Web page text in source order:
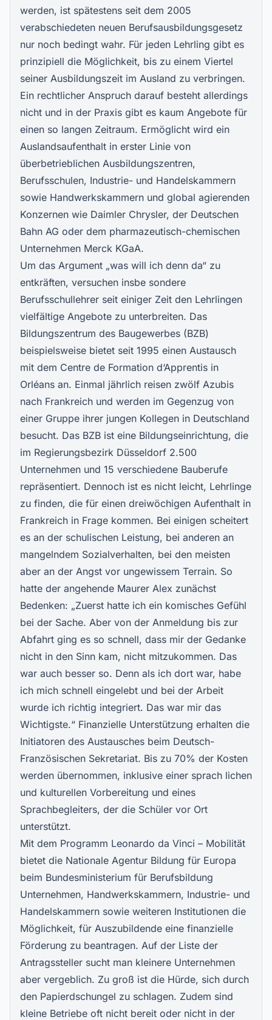
werden, ist spätestens seit dem 2005
verabschiedeten neuen Berufsausbildungsgesetz
nur noch bedingt wahr. Für jeden Lehrling gibt es
prinzipiell die Möglichkeit, bis zu einem Viertel
seiner Ausbildungszeit im Ausland zu verbringen.
Ein rechtlicher Anspruch darauf besteht allerdings
nicht und in der Praxis gibt es kaum Angebote für
einen so langen Zeitraum. Ermöglicht wird ein
Auslandsaufenthalt in erster Linie von
überbetrieblichen Ausbildungszentren,
Berufsschulen, Industrie- und Handelskammern
sowie Handwerkskammern und global agierenden
Konzernen wie Daimler Chrysler, der Deutschen
Bahn AG oder dem pharmazeutisch-chemischen
Unternehmen Merck KGaA.
Um das Argument „was will ich denn da“ zu
entkräften, versuchen insbe sondere
Berufsschullehrer seit einiger Zeit den Lehrlingen
vielfältige Angebote zu unterbreiten. Das
Bildungszentrum des Baugewerbes (BZB)
beispielsweise bietet seit 1995 einen Austausch
mit dem Centre de Formation d‘Apprentis in
Orléans an. Einmal jährlich reisen zwölf Azubis
nach Frankreich und werden im Gegenzug von
einer Gruppe ihrer jungen Kollegen in Deutschland
besucht. Das BZB ist eine Bildungseinrichtung, die
im Regierungsbezirk Düsseldorf 2.500
Unternehmen und 15 verschiedene Bauberufe
repräsentiert. Dennoch ist es nicht leicht, Lehrlinge
zu finden, die für einen dreiwöchigen Aufenthalt in
Frankreich in Frage kommen. Bei einigen scheitert
es an der schulischen Leistung, bei anderen an
mangelndem Sozialverhalten, bei den meisten
aber an der Angst vor ungewissem Terrain. So
hatte der angehende Maurer Alex zunächst
Bedenken: „Zuerst hatte ich ein komisches Gefühl
bei der Sache. Aber von der Anmeldung bis zur
Abfahrt ging es so schnell, dass mir der Gedanke
nicht in den Sinn kam, nicht mitzukommen. Das
war auch besser so. Denn als ich dort war, habe
ich mich schnell eingelebt und bei der Arbeit
wurde ich richtig integriert. Das war mir das
Wichtigste.“ Finanzielle Unterstützung erhalten die
Initiatoren des Austausches beim Deutsch-
Französischen Sekretariat. Bis zu 70% der Kosten
werden übernommen, inklusive einer sprach lichen
und kulturellen Vorbereitung und eines
Sprachbegleiters, der die Schüler vor Ort
unterstützt.
Mit dem Programm Leonardo da Vinci – Mobilität
bietet die Nationale Agentur Bildung für Europa
beim Bundesministerium für Berufsbildung
Unternehmen, Handwerkskammern, Industrie- und
Handelskammern sowie weiteren Institutionen die
Möglichkeit, für Auszubildende eine finanzielle
Förderung zu beantragen. Auf der Liste der
Antragssteller sucht man kleinere Unternehmen
aber vergeblich. Zu groß ist die Hürde, sich durch
den Papierdschungel zu schlagen. Zudem sind
kleine Betriebe oft nicht bereit oder nicht in der